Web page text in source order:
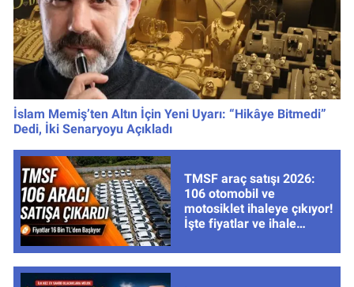
İslam Memiş’ten Altın İçin Yeni Uyarı: “Hikâye Bitmedi”
Dedi, İki Senaryoyu Açıkladı
TMSF araç satışı 2026:
106 otomobil ve
motosiklet ihaleye çıkıyor!
İşte fiyatlar ve ihale